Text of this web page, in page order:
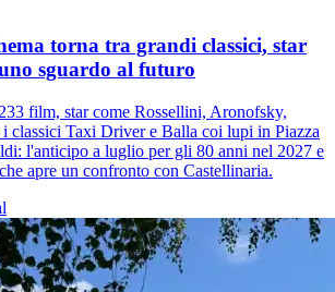
torna tra grandi classici, star
sguardo al futuro
film, star come Rossellini, Aronofsky,
i classici Taxi Driver e Balla coi lupi in Piazza
l'anticipo a luglio per gli 80 anni nel 2027 e
apre un confronto con Castellinaria.